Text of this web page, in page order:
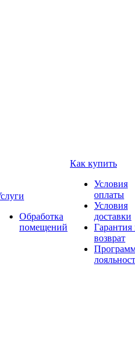
Обработка
помещений
Как купить
Условия
оплаты
Условия
доставки
Гарантия
возврат